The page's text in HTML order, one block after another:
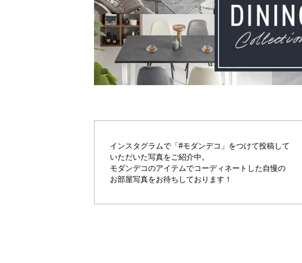
インスタグラムで「#モダンデコ」をつけて投稿して
いただいた写真をご紹介中。
モダンデコのアイテムでコーディネートした自慢の
お部屋写真をお待ちしております！